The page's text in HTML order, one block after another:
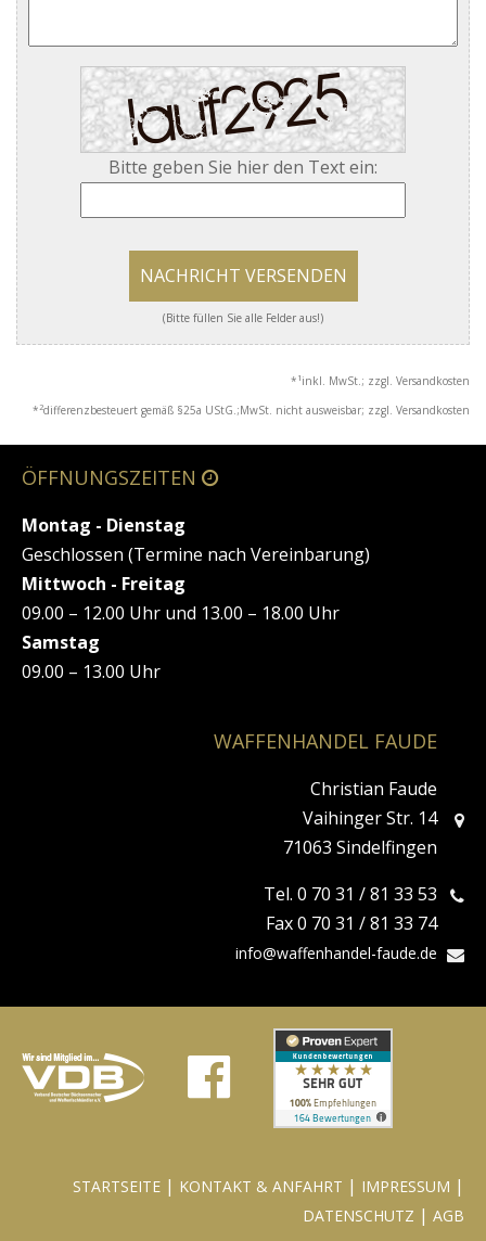
Bitte geben Sie hier den Text ein:
NACHRICHT VERSENDEN
(Bitte füllen Sie alle Felder aus!)
* 1 inkl. MwSt.; zzgl. Versandkosten
*2differenzbesteuert gemäß §25a UStG.;MwSt. nicht ausweisbar; zzgl. Versandkosten
ÖFFNUNGSZEITEN
Montag - Dienstag
Geschlossen (Termine nach Vereinbarung)
Mittwoch - Freitag
09.00 – 12.00 Uhr und 13.00 – 18.00 Uhr
Samstag
09.00 – 13.00 Uhr
WAFFENHANDEL FAUDE
Christian Faude
Vaihinger Str. 14
71063 Sindelfingen
Tel. 0 70 31 / 81 33 53
Fax 0 70 31 / 81 33 74
info@waffenhandel-faude.de
STARTSEITE | KONTAKT & ANFAHRT | IMPRESSUM |
DATENSCHUTZ | AGB